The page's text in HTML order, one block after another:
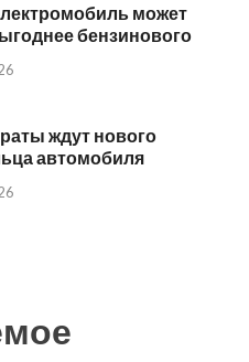
может
бензинового
ждут нового
автомобиля